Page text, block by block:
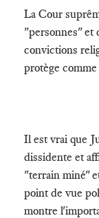
La Cour
"personnes" et
convictions
protège
Il est vrai que
dissidente et
"terrain miné"
point de vue
montre